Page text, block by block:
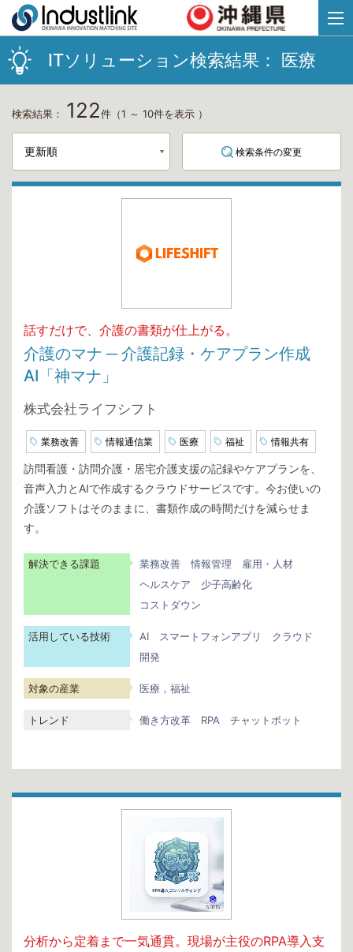
ITソリューション検索結果： 医療
検索結果： 122件 （1 ～ 10件を表示 ）
検索条件の変更
話すだけで、介護の書類が仕上がる。
介護のマナ ─ 介護記録・ケアプラン作成
AI「神マナ」
株式会社ライフシフト
業務改善 情報通信業 医療 福祉 情報共有
訪問看護・訪問介護・居宅介護支援の記録やケアプランを、
音声入力とAIで作成するクラウドサービスです。今お使いの
介護ソフトはそのままに、書類作成の時間だけを減らせま
す。
解決できる課題 業務改善 情報管理
雇用・人材
ヘルスケア
少子高齢化
コストダウン
活用している技術 AI スマートフォンアプリ
クラウド
開発
対象の産業 医療，福祉
トレンド 働き方改革 RPA チャットボット
分析から定着まで一気通貫。現場が主役のRPA導入支